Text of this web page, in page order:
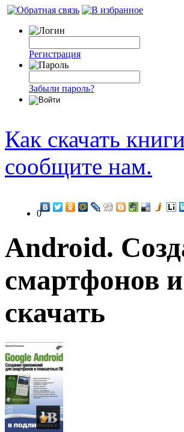
Регистрация
Забыли пароль?
Как скачать
сообщите нам.
0
Android.
смартфонов
скачать